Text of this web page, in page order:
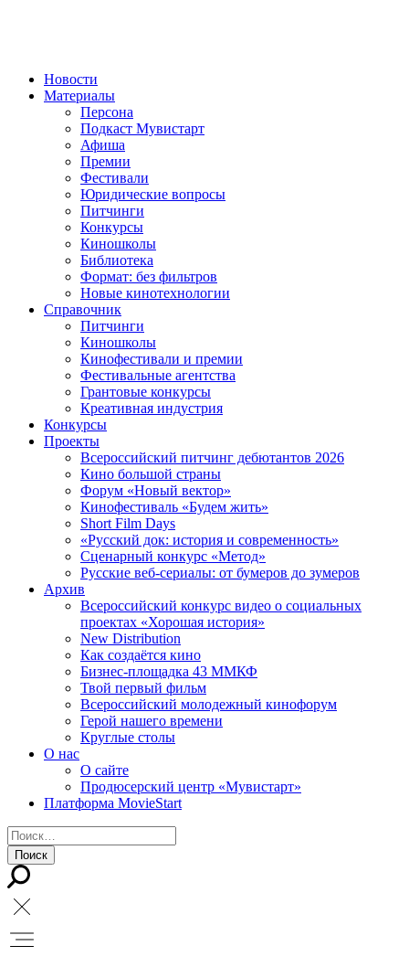
Новости
Материалы
Персона
Подкаст Мувистарт
Афиша
Премии
Фестивали
Юридические вопросы
Питчинги
Конкурсы
Киношколы
Библиотека
Формат: без фильтров
Новые кинотехнологии
Справочник
Питчинги
Киношколы
Кинофестивали и премии
Фестивальные агентства
Грантовые конкурсы
Креативная индустрия
Конкурсы
Проекты
Всероссийский питчинг дебютантов 2026
Кино большой страны
Форум «Новый вектор»
Кинофестиваль «Будем жить»
Short Film Days
«Русский док: история и современность»
Сценарный конкурс «Метод»
Русские веб-сериалы: от бумеров до зумеров
Архив
Всероссийский конкурс видео о социальных
проектах «Хорошая история»
New Distribution
Как создаётся кино
Бизнес-площадка 43 ММКФ
Твой первый фильм
Всероссийский молодежный кинофорум
Герой нашего времени
Круглые столы
О нас
О сайте
Продюсерский центр «Мувистарт»
Платформа MovieStart